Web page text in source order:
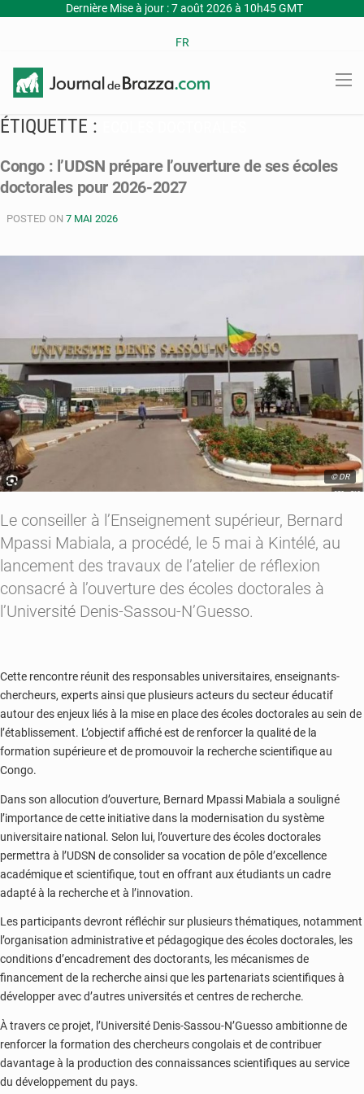
Dernière Mise à jour : 7 août 2026 à 10h45 GMT
FR
ÉTIQUETTE :
Congo : l’UDSN prépare l’ouverture de ses écoles
doctorales pour 2026-2027
POSTED ON 7 MAI 2026
© DR
Le conseiller à l’Enseignement supérieur, Bernard
Mpassi Mabiala, a procédé, le 5 mai à Kintélé, au
lancement des travaux de l’atelier de réflexion
consacré à l’ouverture des écoles doctorales à
l’Université Denis-Sassou-N’Guesso.
Cette rencontre réunit des responsables universitaires, enseignants-
chercheurs, experts ainsi que plusieurs acteurs du secteur éducatif
autour des enjeux liés à la mise en place des écoles doctorales au sein de
l’établissement. L’objectif affiché est de renforcer la qualité de la
formation supérieure et de promouvoir la recherche scientifique au
Congo.
Dans son allocution d’ouverture, Bernard Mpassi Mabiala a souligné
l’importance de cette initiative dans la modernisation du système
universitaire national. Selon lui, l’ouverture des écoles doctorales
permettra à l’UDSN de consolider sa vocation de pôle d’excellence
académique et scientifique, tout en offrant aux étudiants un cadre
adapté à la recherche et à l’innovation.
Les participants devront réfléchir sur plusieurs thématiques, notamment
l’organisation administrative et pédagogique des écoles doctorales, les
conditions d’encadrement des doctorants, les mécanismes de
financement de la recherche ainsi que les partenariats scientifiques à
développer avec d’autres universités et centres de recherche.
À travers ce projet, l’Université Denis-Sassou-N’Guesso ambitionne de
renforcer la formation des chercheurs congolais et de contribuer
davantage à la production des connaissances scientifiques au service
du développement du pays.